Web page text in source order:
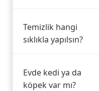
Temizlik hangi
sıklıkla yapılsın?
Evde kedi ya da
köpek var mı?